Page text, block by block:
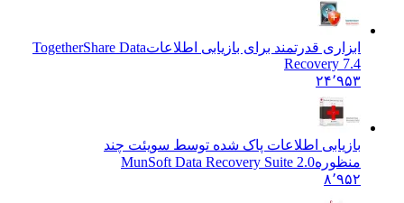
ابزاری قدرتمند برای بازیابی اطلاعاتTogetherShare Data
Recovery 7.4
۲۴٬۹۵۳
بازیابی اطلاعات پاک شده توسط سویئت چند
منظورهMunSoft Data Recovery Suite 2.0
۸٬۹۵۲